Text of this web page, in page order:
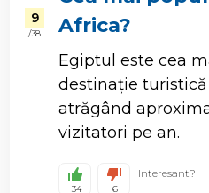
9
/ 38
Africa?
Egiptul este cea
destinație
atrăgând
vizitatori pe an.
34 6
Interesant?